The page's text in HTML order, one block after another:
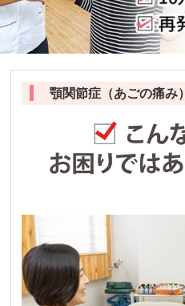
顎関節症（あごの痛み）